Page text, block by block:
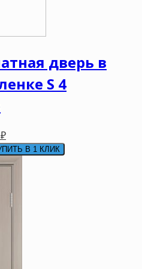
дверь в
S 4
₽
В 1 КЛИК